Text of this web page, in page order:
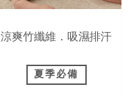
涼爽竹纖維．吸濕排汗
夏季必備